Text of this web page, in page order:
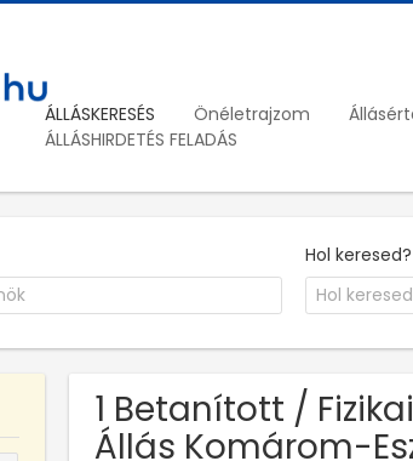
ÁLLÁSKERESÉS Önéletrajzom
ÁLLÁSHIRDETÉS FELADÁS
Hol keresed?
1 Betanított /
Állás Komárom-